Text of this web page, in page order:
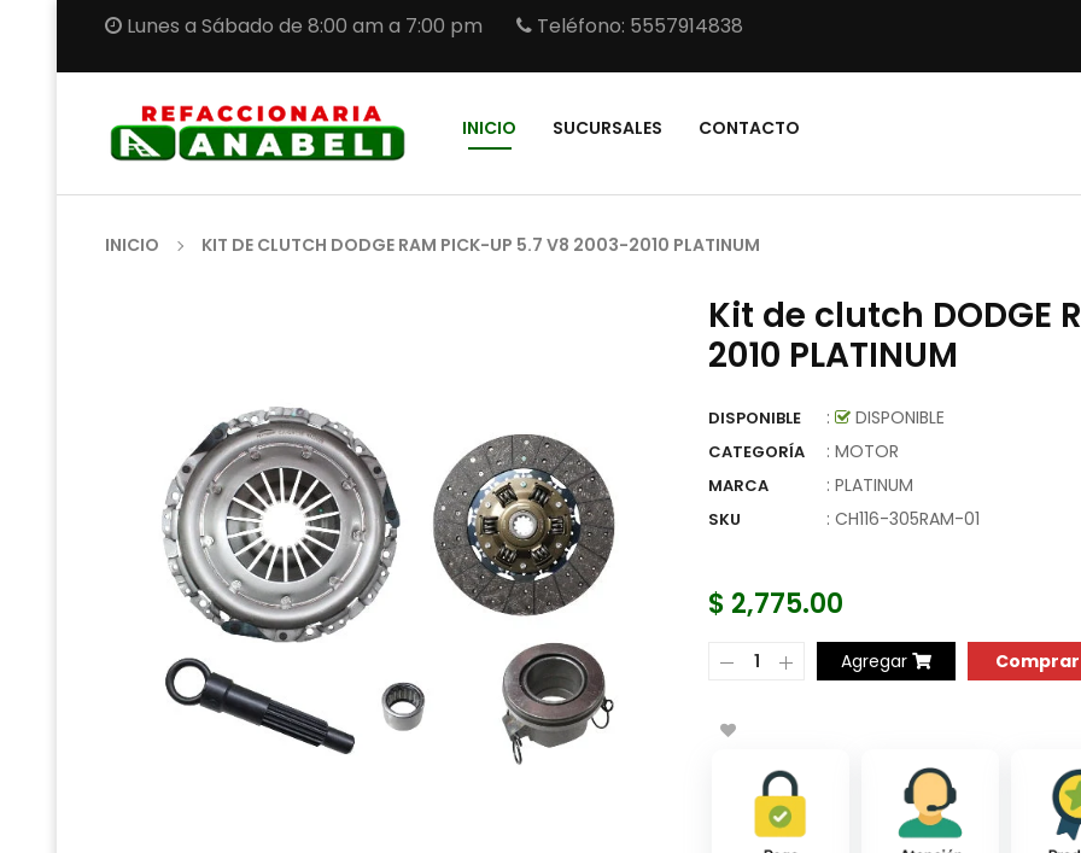
Lunes a Sábado de 8:00 am a 7:00 pm Teléfono: 5557914838
INICIO SUCURSALES CONTACTO
INICIO KIT DE CLUTCH DODGE RAM PICK-UP 5.7 V8 2003-2010 PLATINUM
Kit de clutch DODGE
2010 PLATINUM
DISPONIBLE : DISPONIBLE
CATEGORÍA : MOTOR
MARCA : PLATINUM
SKU : CH116-305RAM-01
$ 2,775.00
Agregar COMPRAR